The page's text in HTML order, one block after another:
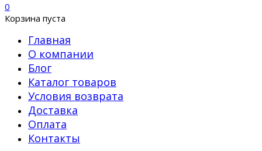
0
Корзина пуста
Главная
О компании
Блог
Каталог товаров
Условия возврата
Доставка
Оплата
Контакты